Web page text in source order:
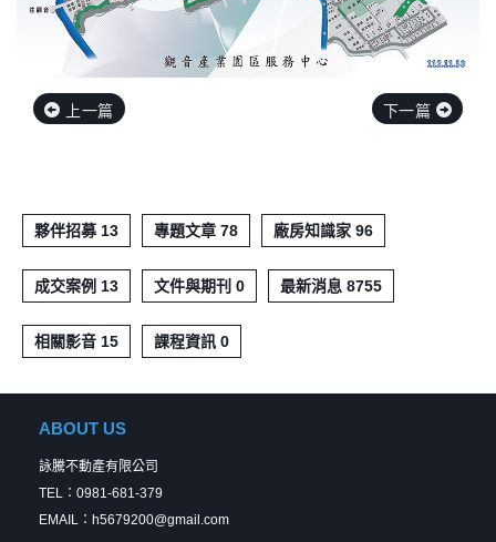
上一篇 下一篇
夥伴招募 13 專題文章 78 廠房知識家 96
成交案例 13 文件與期刊 0 最新消息 8755
相關影音 15 課程資訊 0
ABOUT US
詠騰不動產有限公司
TEL：0981-681-379
EMAIL：h5679200@gmail.com